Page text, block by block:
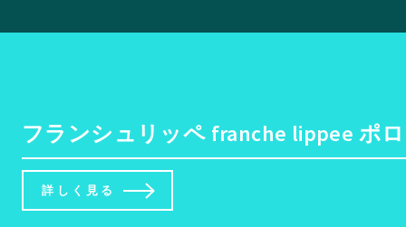
フランシュリッペ franche lippee ポ
詳しく見る